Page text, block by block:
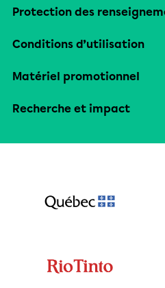
Protection des
Conditions d’utilisation
Matériel promotionnel
Recherche et impact